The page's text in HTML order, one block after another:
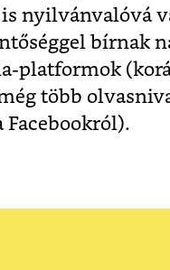
is nyilvánvalóvá
bírnak
platformok
több